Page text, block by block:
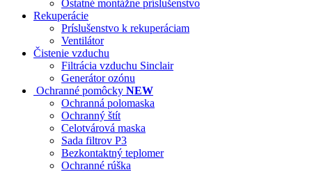
Ostatné montážne príslušenstvo
Rekuperácie
Príslušenstvo k rekuperáciam
Ventilátor
Čistenie vzduchu
Filtrácia vzduchu Sinclair
Generátor ozónu
Ochranné pomôcky NEW
Ochranná polomaska
Ochranný štít
Celotvárová maska
Sada filtrov P3
Bezkontaktný teplomer
Ochranné rúška